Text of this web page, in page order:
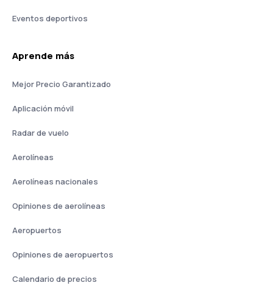
Eventos deportivos
Aprende más
Mejor Precio Garantizado
Aplicación móvil
Radar de vuelo
Aerolíneas
Aerolíneas nacionales
Opiniones de aerolíneas
Aeropuertos
Opiniones de aeropuertos
Calendario de precios